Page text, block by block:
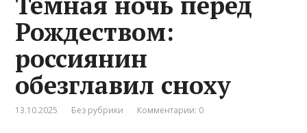
Рождеством:
россиянин
обезглавил сноху
13.10.2025 Без рубрики Комментарии: 0